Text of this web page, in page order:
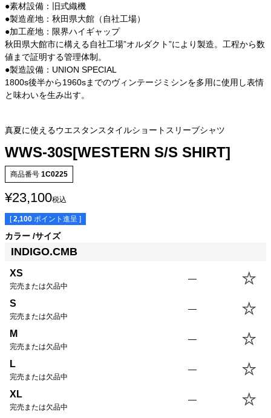
●素材設備：旧式織機
●製造産地：秋田県大館（自社工場）
●加工産地：限界ハイギャップ
秋田県大館市に構える自社工場”オルダクト”により製造。工程から数
値まで証明する管理体制。
●製造設備：UNION SPECIAL
1800s後半から1960sまでのヴィンテージミシンを多用に使用し表情
と味わいを生み出す。
サイズ
XS
64.0cm48.5cm
M
69.0cm53.5cm
L
XL
73.0cm58.5cm
USL
75.5cm 63.5cm
真夏に使えるウエスタンスタイルショートスリーブシャツ
WWS-30S[WESTERN S/S SHIRT]
商品番号 1C0225
¥23,100税込
[ 2,100 ポイント進呈 ]
カラー サイズ
INDIGO.CMB
XS
完売または欠品中
—
S
完売または欠品中
—
M
完売または欠品中
—
L
完売または欠品中
—
XL
完売または欠品中
—